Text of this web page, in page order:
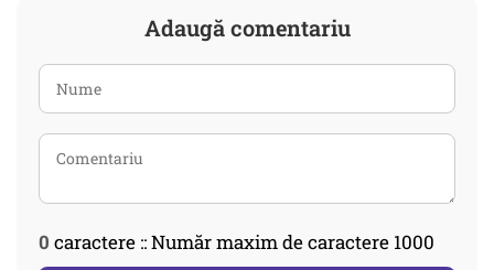
Adaugă comentariu
0 caractere :: Număr maxim de caractere 1000